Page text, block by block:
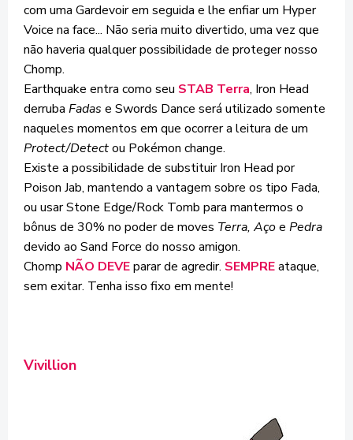
com uma Gardevoir em seguida e lhe enfiar um Hyper
Voice na face... Não seria muito divertido, uma vez que
não haveria qualquer possibilidade de proteger nosso
Chomp.
Earthquake entra como seu STAB Terra, Iron Head
derruba Fadas e Swords Dance será utilizado somente
naqueles momentos em que ocorrer a leitura de um
Protect/Detectou Pokémon change.
Existe a possibilidade de substituir Iron Head por
Poison Jab, mantendo a vantagem sobre os tipo Fada,
ou usar Stone Edge/Rock Tomb para mantermos o
bônus de 30% no poder de moves Terra, Açoe Pedra
devido ao Sand Force do nosso amigon.
Chomp NÃO DEVEparar de agredir. SEMPREataque,
sem exitar. Tenha isso fixo em mente!
Vivillion